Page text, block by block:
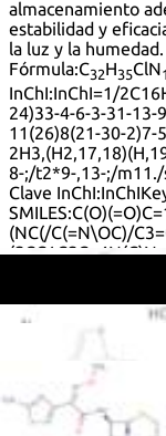
almacenamiento
estabilidad y
la luz y la humedad.
Fórmula:C32H35ClN
InChI:InChI=1/
24)33-4-6-3-31-13-
11(26)8(21-30-2)7-
8-;/t2*9-,13-;/m11./
Clave InChI:
SMILES:
(NC(/C(=N\OC)/
(6R,7R)-7-
hydrochloride
5-Thia-1-
[[(2-amino-